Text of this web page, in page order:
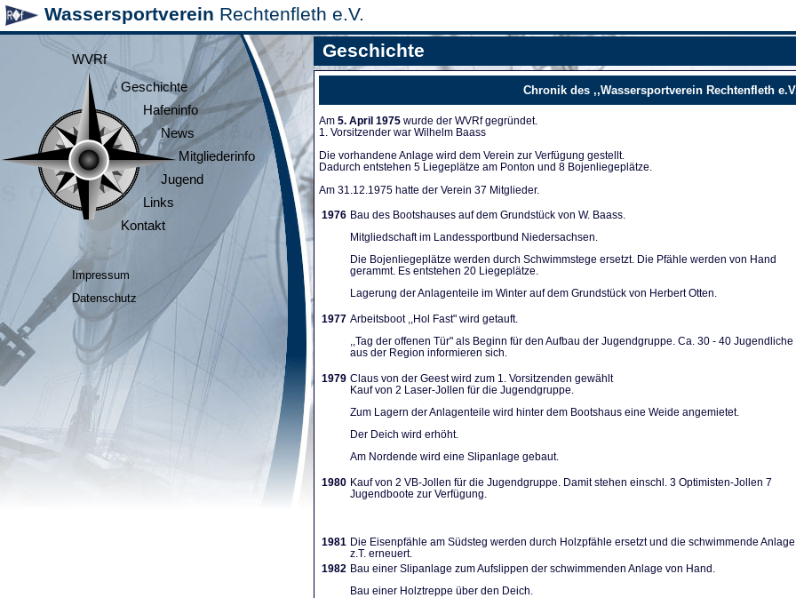
Wassersportverein Rechtenfleth e.V.
WVRf
Geschichte
Hafeninfo
News
Mitgliederinfo
Jugend
Links
Kontakt
Impressum
Datenschutz
Geschichte
Chronik des ,,Wassersportverein Rechtenfleth
Am 5. April 1975 wurde der WVRf gegründet.
1. Vorsitzender war Wilhelm Baass
Die vorhandene Anla­ge wird dem Verein zur Verfügung ge­stellt.
Dadurch entstehen 5 Liegeplät­ze am Ponton und 8 Bojenliegeplätze.
Am 31.12.1975 hatte der Verein 37 Mitglieder.
1976 Bau des Bootshauses auf dem Grundstück von W. Baass.
Mitgliedschaft im Landes­sportbund Niedersachsen.
Die Bojenliegeplätze werden durch Schwimmstege ersetzt. Die Pfähle werden von Hand
gerammt. Es entstehen 20 Lie­geplätze.
Lagerung der Anlagenteile im Winter auf dem Grundstück von Herbert Otten.
1977 Arbeitsboot ,,Hol Fast" wird getauft.
,,Tag der offenen Tür" als Be­ginn für den Aufbau der Jugendgruppe. Ca. 30 - 40 Ju­gendliche
aus der Region infor­mieren sich.
1979 Claus von der Geest wird zum 1. Vorsitzenden gewählt
Kauf von 2 Laser-Jollen für die Jugendgruppe.
Zum Lagern der Anlagentei­le wird hinter dem Bootshaus eine Weide angemietet.
Der Deich wird erhöht.
Am Nordende wird eine Slip­anlage gebaut.
1980 Kauf von 2 VB-Jollen für die Jugendgruppe. Damit stehen einschl. 3 Optimi­sten-Jollen 7
Jugendboote zur Verfügung.
1981 Die Eisenpfähle am Südsteg werden durch Holzpfähle ersetzt und die schwimmende Anlage
z.T. erneuert.
1982 Bau einer Slipanlage zum Aufslippen der schwimmenden Anlage von Hand.
Bau einer Holztreppe über den Deich.